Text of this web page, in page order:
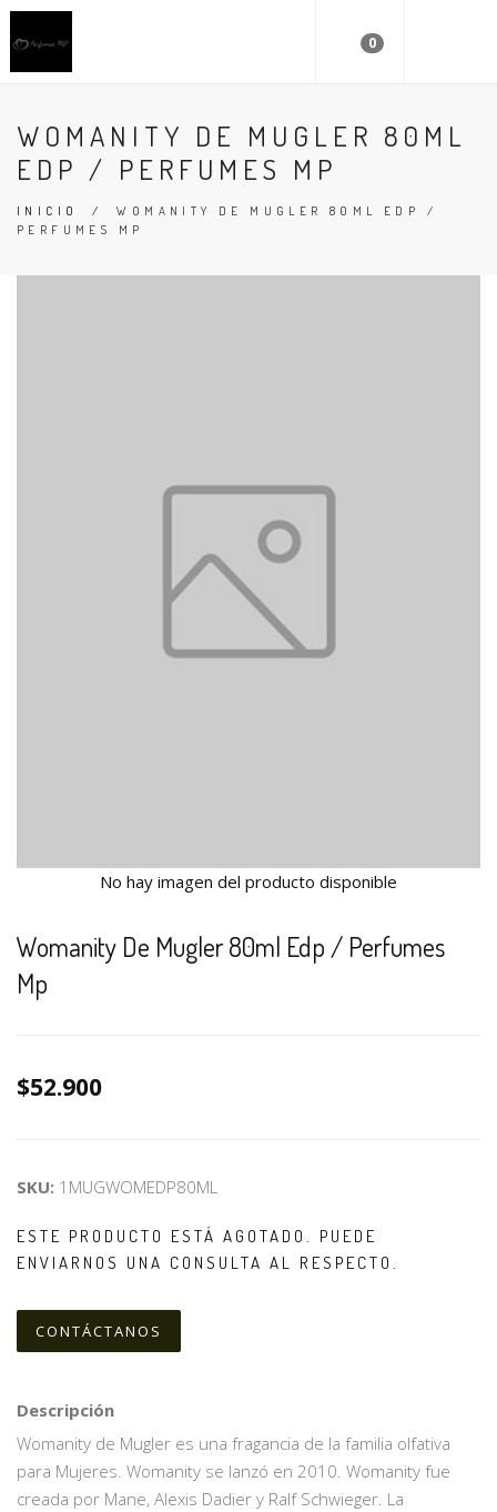
0
WOMANITY DE MUGLER 80ML
EDP / PERFUMES MP
INICIO /WOMANITY DE MUGLER 80ML EDP /
PERFUMES MP
No hay imagen del producto disponible
Womanity De Mugler 80ml Edp / Perfumes
Mp
$52.900
SKU: 1MUGWOMEDP80ML
ESTE PRODUCTO ESTÁ AGOTADO. PUEDE
ENVIARNOS UNA CONSULTA AL RESPECTO.
CONTÁCTANOS
Descripción
Womanity de Mugler es una fragancia de la familia olfativa
para Mujeres. Womanity se lanzó en 2010. Womanity fue
creada por Mane, Alexis Dadier y Ralf Schwieger. La